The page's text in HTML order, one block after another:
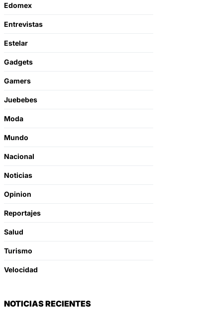
Edomex
Entrevistas
Estelar
Gadgets
Gamers
Juebebes
Moda
Mundo
Nacional
Noticias
Opinion
Reportajes
Salud
Turismo
Velocidad
NOTICIAS RECIENTES